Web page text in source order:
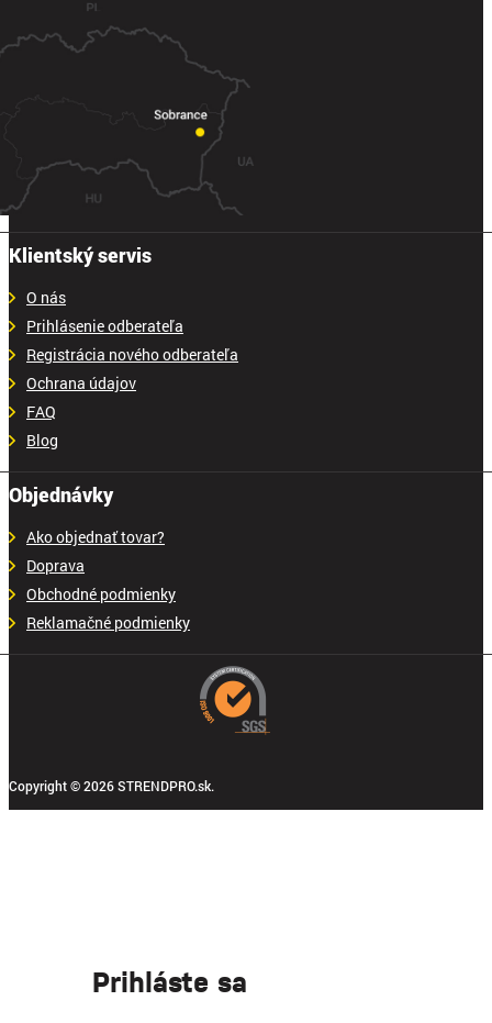
Klientský servis
O nás
Prihlásenie odberateľa
Registrácia nového odberateľa
Ochrana údajov
FAQ
Blog
Objednávky
Ako objednať tovar?
Doprava
Obchodné podmienky
Reklamačné podmienky
Copyright © 2026 STRENDPRO.sk.
Prihláste sa